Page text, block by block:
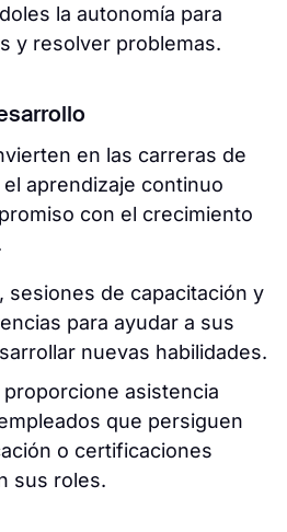
la autonomía para
y resolver problemas.
en las carreras de
aprendizaje continuo
con el crecimiento
sesiones de capacitación y
para ayudar a sus
nuevas habilidades.
asistencia
que persiguen
o certificaciones
sus roles.